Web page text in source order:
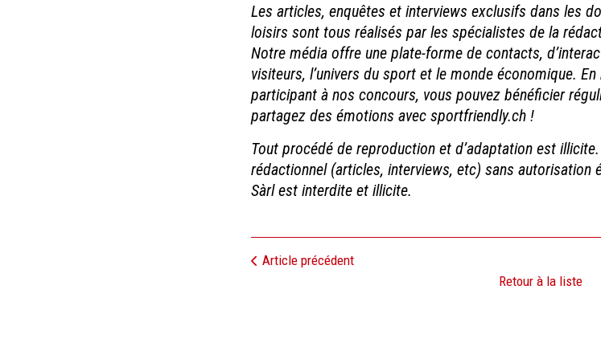
Les articles, enquêtes et interviews exclusifs dans les
loisirs sont tous réalisés par les spécialistes de la
Notre média offre une plate-forme de contacts,
visiteurs, l’univers du sport et le monde économique.
participant à nos concours, vous pouvez bénéficier
partagez des émotions avec sportfriendly.ch !
Tout procédé de reproduction et d’adaptation est
rédactionnel (articles, interviews, etc) sans autorisation
Sàrl est interdite et illicite.
Article précédent
Retour à la liste